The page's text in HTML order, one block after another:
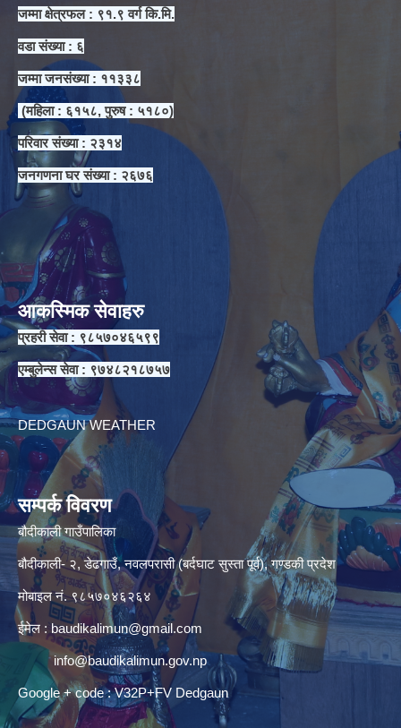
जम्मा क्षेत्रफल : ९१.९ वर्ग कि.मि.
वडा संख्या : ६
जम्मा जनसंख्या : ११३३८
(महिला : ६१५८, पुरुष : ५१८०)
परिवार संख्या : २३१४
जनगणना घर संख्या : २६७६
आकस्मिक सेवाहरु
प्रहरी सेवा : ९८५७०४६५९९
एम्बुलेन्स सेवा : ९७४८२१८७५७
DEDGAUN WEATHER
सम्पर्क विवरण
बौदीकाली गाउँपालिका
बौदीकाली- २, डेढगाउँ, नवलपरासी (बर्दघाट सुस्ता पूर्व), गण्डकी प्रदेश
मोबाइल नं. ९८५७०४६२६४
ईमेल : baudikalimun@gmail.com
info@baudikalimun.gov.np
Google + code : V32P+FV Dedgaun